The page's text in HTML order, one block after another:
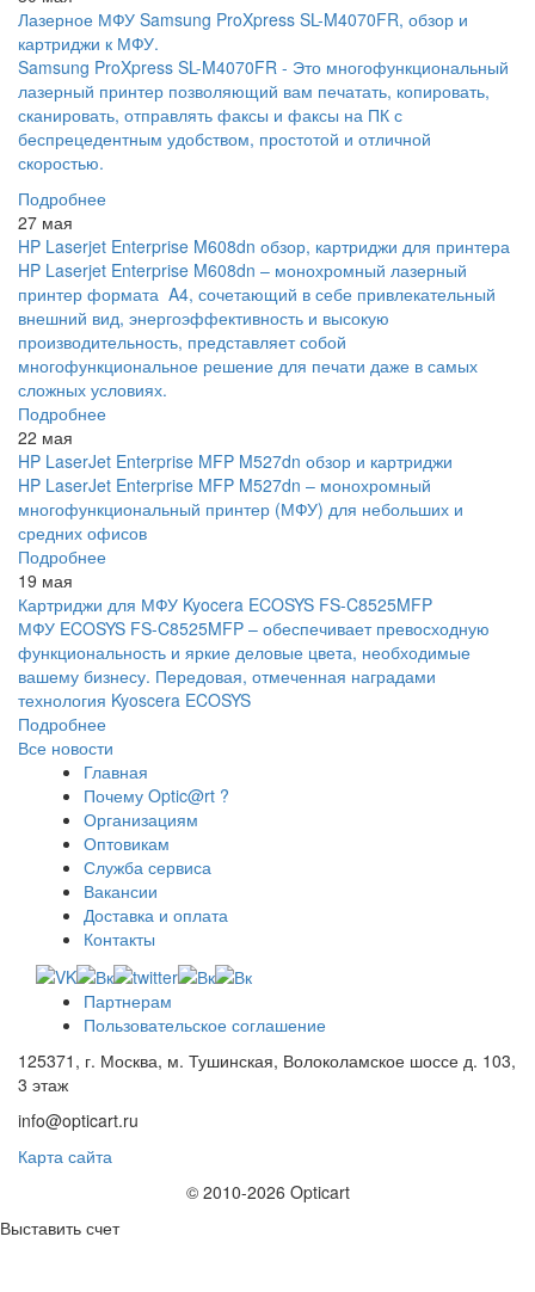
Лазерное МФУ Samsung ProXpress SL-M4070FR, обзор и
картриджи к МФУ.
Samsung ProXpress SL-M4070FR - Это многофункциональный
лазерный принтер позволяющий вам печатать, копировать,
сканировать, отправлять факсы и факсы на ПК с
беспрецедентным удобством, простотой и отличной
скоростью.
Подробнее
27 мая
HP Laserjet Enterprise M608dn обзор, картриджи для принтера
HP Laserjet Enterprise M608dn – монохромный лазерный
принтер формата A4, сочетающий в себе привлекательный
внешний вид, энергоэффективность и высокую
производительность, представляет собой
многофункциональное решение для печати даже в самых
сложных условиях.
Подробнее
22 мая
HP LaserJet Enterprise MFP M527dn обзор и картриджи
HP LaserJet Enterprise MFP M527dn – монохромный
многофункциональный принтер (МФУ) для небольших и
средних офисов
Подробнее
19 мая
Картриджи для МФУ Kyocera ECOSYS FS-C8525MFP
МФУ ECOSYS FS-C8525MFP – обеспечивает превосходную
функциональность и яркие деловые цвета, необходимые
вашему бизнесу. Передовая, отмеченная наградами
технология Kyoscera ECOSYS
Подробнее
Все новости
Главная
Почему Optic@rt ?
Организациям
Оптовикам
Служба сервиса
Вакансии
Доставка и оплата
Контакты
Партнерам
Пользовательское соглашение
125371, г. Москва, м. Тушинская, Волоколамское шоссе д. 103,
3 этаж
info@opticart.ru
Карта сайта
© 2010-2026 Opticart
Выставить счет